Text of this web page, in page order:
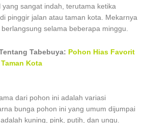
yang sangat indah, terutama ketika
pinggir jalan atau taman kota. Mekarnya
selama beberapa minggu.
Tabebuya: Pohon Hias Favorit
Kota
dari pohon ini adalah variasi
bunga pohon ini yang umum dijumpai
kuning, pink, putih, dan ungu.